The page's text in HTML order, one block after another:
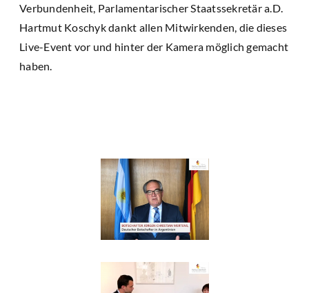
Verbundenheit, Parlamentarischer Staatssekretär a.D.
Hartmut Koschyk dankt allen Mitwirkenden, die dieses
Live-Event vor und hinter der Kamera möglich gemacht
haben.